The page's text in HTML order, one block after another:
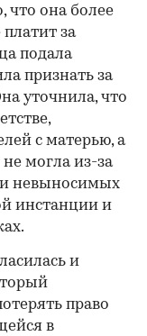
что она более
за
подала
признать за
уточнила, что
с матерью, а
не могла из-за
невыносимых
инстанции и
и
право
в